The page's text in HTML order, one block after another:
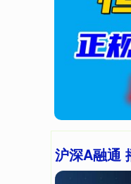
沪深A融通